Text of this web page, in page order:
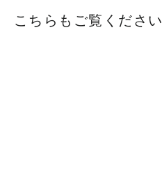
こちらもご覧ください